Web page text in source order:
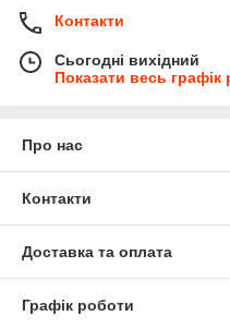
Контакти
Сьогодні вихідний
Показати весь графік
Про нас
Контакти
Доставка та оплата
Графік роботи